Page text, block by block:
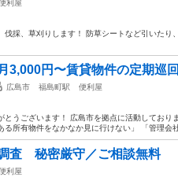
利屋
伐採、草刈りします！ 防草シートなど引いたり
3,000円〜賃貸物件の定期巡
広島市 福島町駅
便利屋
とうございます！ 広島市を拠点に活動してお
る所有物件をなかなか見に行けない」 「管理会
査 秘密厳守／ご相談無料
利屋